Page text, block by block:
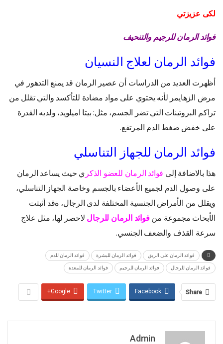
لكى عزيزتي
فوائد الرمان للرجيم والتنحيف
فوائد الرمان لعلاج النسيان
أظهرت العديد من الدراسات أن عصير الرمان قد يمنع التدهور في
مرض الزهايمر لأنه يحتوي على مواد مضادة للتأكسد والتي تقلل من
تراكم البروتينات التي تضر الجسم، مثل: بيتا اميلويد، ولديه القدرة
على خفض ضغط الدم المرتفع.
فوائد الرمان للجهاز التناسلي
هذا بالاضافة إلى فوائد الرمان للعضو الذكر ي حيث يساعد الرمان
على وصول الدم لجميع الأعضاء بالجسم وخاصة الجهاز التناسلي،
ويقلل من الأمراض الجنسية المختلفة لدى الرجال، ةقد أثبتت
الأبحاث مجموعة منفوائد الرمان للرجال لاحصر لها، مثل علاج
سرعة القذف والضعف الجنسي.
فوائد الرمان على الريق فوائد الرمان للبشرة فوائد الرمان للدم
فوائد الرمان للرجال فوائد الرمان للرجيم فوائد الرمان للمعدة
Share
Facebook
Twitter
Google+
Admin